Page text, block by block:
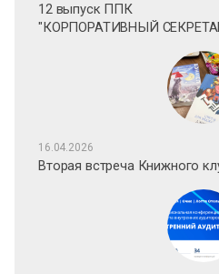
12 выпуск ППК
"КОРПОРАТИВНЫЙ
16.04.2026
Вторая встреча Книжного